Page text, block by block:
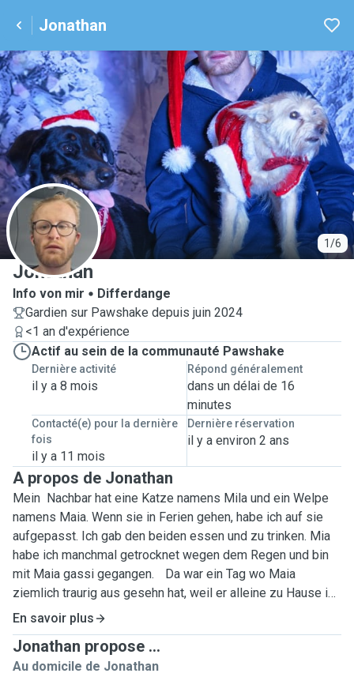
Jonathan
1/6
J
Jonathan
Info von mir
Differdange
Gardien sur Pawshake depuis juin 2024
<1 an d'expérience
Actif au sein de la communauté Pawshake
Dernière activité
il y a 8 mois
Répond généralement
dans un délai de 16
minutes
Contacté(e) pour la dernière
fois
il y a 11 mois
Dernière réservation
il y a environ 2 ans
A propos de Jonathan
Mein Nachbar hat eine Katze namens Mila und ein Welpe
namens Maia. Wenn sie in Ferien gehen, habe ich auf sie
aufgepasst. Ich gab den beiden essen und zu trinken. Mia
habe ich manchmal getrocknet wegen dem Regen und bin
mit Maia gassi gegangen. Da war ein Tag wo Maia
ziemlich traurig aus gesehn hat, weil er alleine zu Hause ist
also habe ich mit Erlaubnis eine Nacht bei meine Nachbar
geschlaft um Maia aufzumuntern. Nach dem wir viel
zusammen gespielt haben, hab ich ihn aufgemuntern und er
war wie früher! Ich hatte auch vor 10 Jahren eine Katze
En savoir plus
Jonathan propose ...
Au domicile de Jonathan